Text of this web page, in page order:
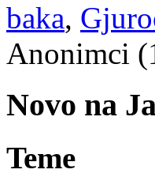
baka,
Anonimci
Novo na
Teme